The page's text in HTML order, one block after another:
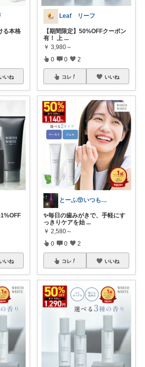
る本格
いね
いね
Leaf リーフ
【期間限定】50%OFFクーポン
有！ 上 ...
￥ 3,980～
0 0 2
コレ いいね
とーふ😚いつもご購入感謝です🙇
✨毎日の歯みがきで、手軽にす
っきりケアを始 ...
￥ 2,580～
0 0 2
コレ いいね